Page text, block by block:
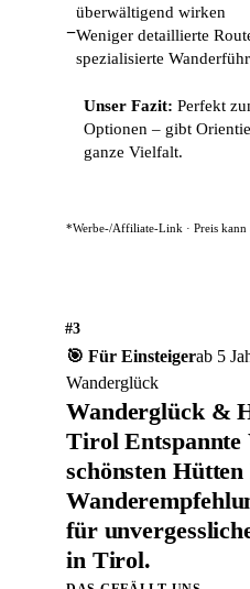
überwältigend wirken
−Weniger detaillierte
spezialisierte
Unser Fazit: Perfekt
Optionen – gibt
ganze Vielfalt.
*Werbe-/Affiliate-Link · Preis kann
#3
🎯 Für Einsteigerab 5
Wanderglück
Wanderglück &
Tirol Entspannte
schönsten
für
in Tirol.